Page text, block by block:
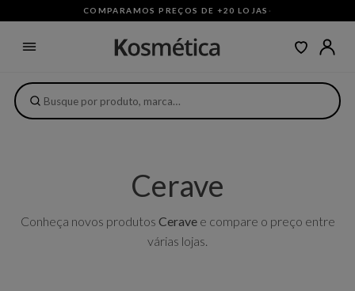
COMPARAMOS PREÇOS DE +20 LOJAS ·
Cerave
Conheça novos produtos Ceravee compare o preço entre
várias lojas.